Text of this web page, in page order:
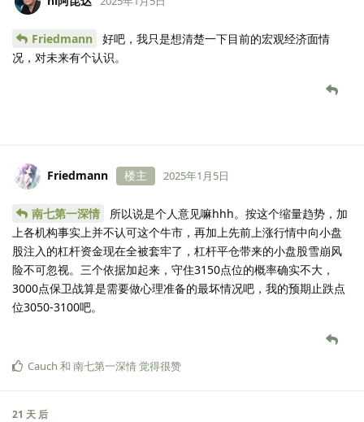
Friedmann
好吧，我只是想清楚一下目前的宏观经济面情
况，对未来有个认识。
Friedmann 楼主 2025年1月5日
南七第一深情
所以说是个人意见嘛hhh。按这个缩量趋势，加
上各机构事实上并不认可这个牛市，再加上先前上涨行情中向小盘
股注入的杠杆资金现在全被套牢了，杠杆平仓带来的小盘股雪崩风
险不可忽视。三个依据加起来，守住3150点位的概率确实不大，
3000点保卫战算是需要做心理准备的最坏情况吧，我的预期止跌点
位3050-3100吧。
Cauch 和 南七第一深情觉得很赞
21 天 后